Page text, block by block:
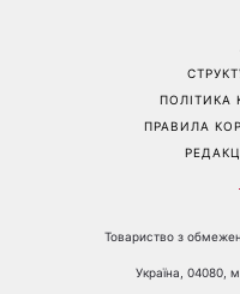
ПОЛІТИКА
ПРАВИЛА
Товариство з
Україна, 04080,